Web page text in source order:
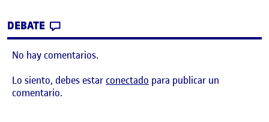
DEBATE
No hay comentarios.
Lo siento, debes estarconectado para publicar un
comentario.